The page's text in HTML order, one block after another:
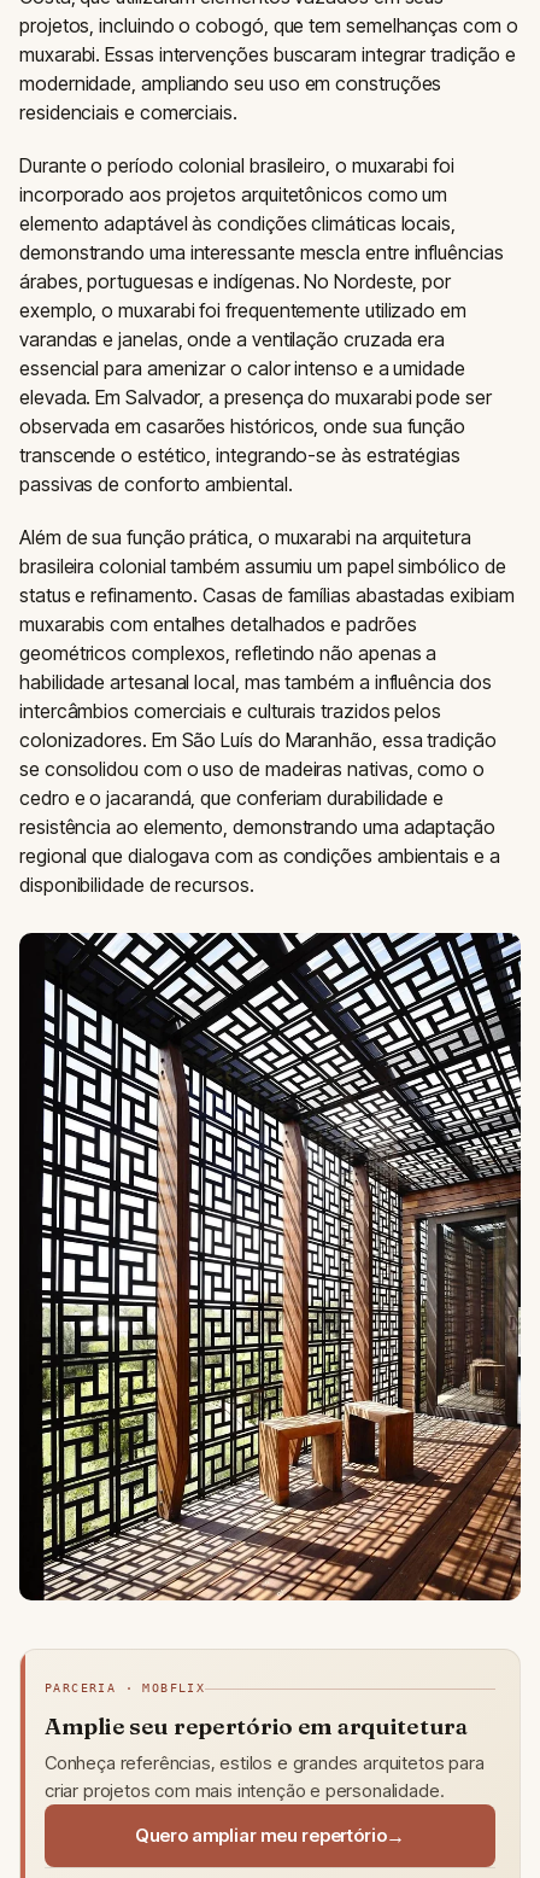
projetos, incluindo o cobogó, que tem semelhanças com o
muxarabi. Essas intervenções buscaram integrar tradição e
modernidade, ampliando seu uso em construções
residenciais e comerciais.
Durante o período colonial brasileiro, o muxarabi foi
incorporado aos projetos arquitetônicos como um
elemento adaptável às condições climáticas locais,
demonstrando uma interessante mescla entre influências
árabes, portuguesas e indígenas. No Nordeste, por
exemplo, o muxarabi foi frequentemente utilizado em
varandas e janelas, onde a ventilação cruzada era
essencial para amenizar o calor intenso e a umidade
elevada. Em Salvador, a presença do muxarabi pode ser
observada em casarões históricos, onde sua função
transcende o estético, integrando-se às estratégias
passivas de conforto ambiental.
Além de sua função prática, o muxarabi na arquitetura
brasileira colonial também assumiu um papel simbólico de
status e refinamento. Casas de famílias abastadas exibiam
muxarabis com entalhes detalhados e padrões
geométricos complexos, refletindo não apenas a
habilidade artesanal local, mas também a influência dos
intercâmbios comerciais e culturais trazidos pelos
colonizadores. Em São Luís do Maranhão, essa tradição
se consolidou com o uso de madeiras nativas, como o
cedro e o jacarandá, que conferiam durabilidade e
resistência ao elemento, demonstrando uma adaptação
regional que dialogava com as condições ambientais e a
disponibilidade de recursos.
PARCERIA · MOBFLIX
Amplie seu repertório em arquitetura
Conheça referências, estilos e grandes arquitetos para
criar projetos com mais intenção e personalidade.
Quero ampliar meu repertório